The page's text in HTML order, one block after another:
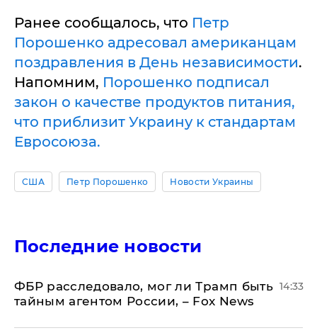
Ранее сообщалось, что Петр
Порошенко адресовал американцам
поздравления в День независимости.
Напомним, Порошенко подписал
закон о качестве продуктов питания,
что приблизит Украину к стандартам
Евросоюза.
США Петр Порошенко Новости Украины
Последние новости
ФБР расследовало, мог ли Трамп быть
тайным агентом России, – Fox News
14:33